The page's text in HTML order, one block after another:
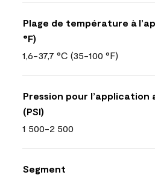
Plage de température à
°F)
1,6-37,7 °C (35-100 °F)
Pression pour l’application
(PSI)
1 500-2 500
Segment